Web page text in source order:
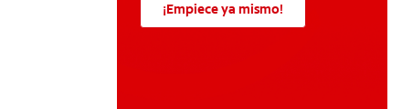
¡Empiece ya mismo!